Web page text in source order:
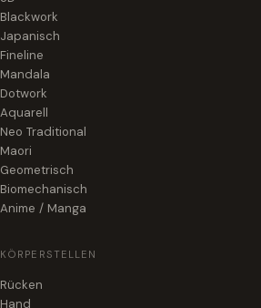
Blackwork
Japanisch
Fineline
Mandala
Dotwork
Aquarell
Neo Traditional
Maori
Geometrisch
Biomechanisch
Anime / Manga
KÖRPERSTELLEN
Rücken
Hand